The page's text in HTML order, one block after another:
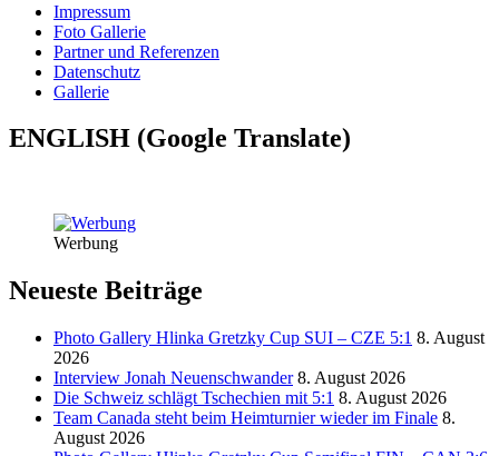
Impressum
Foto Gallerie
Partner und Referenzen
Datenschutz
Gallerie
ENGLISH (Google Translate)
Werbung
Neueste Beiträge
Photo Gallery Hlinka Gretzky Cup SUI – CZE 5:1 8. August
2026
Interview Jonah Neuenschwander 8. August 2026
Die Schweiz schlägt Tschechien mit 5:1 8. August 2026
Team Canada steht beim Heimturnier wieder im Finale 8.
August 2026